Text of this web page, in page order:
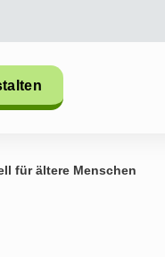
für ältere Menschen